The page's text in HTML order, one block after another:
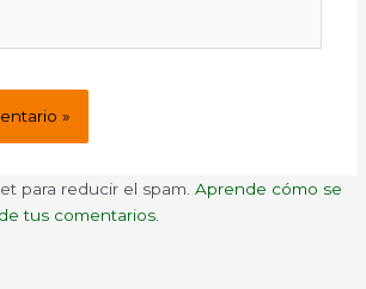
para reducir el spam.Aprende cómo se
tus comentarios.